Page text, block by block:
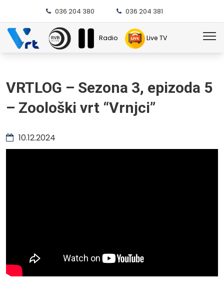
036 204 380 036 204 381
Radio Live TV
VRTLOG – Sezona 3, epizoda 5
– Zoološki vrt “Vrnjci”
10.12.2024